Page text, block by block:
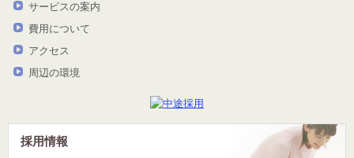
サービスの案内
費用について
アクセス
周辺の環境
採用情報